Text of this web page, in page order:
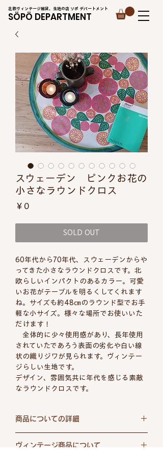
北欧ヴィンテージ雑貨、生地の店 ソポ デパートメント
SÖPÖ DEPARTMENT
スウェーデン ピンクお花の
小さなラウンドクロス
￥0価
SOLD OUT
60年代から70年代、スウェーデンからや
ってきた小さなラウンドクロスです。北
欧らしいインパクトのあるカラー。可愛
いお花がテーブルを明るくしてくれます
ね。サイズも約48㎝のラウンド型でお手
軽な小サイズ。様々な場所でお使いいた
だけます！
全体的に少々使用感があり、長年使用
されていたであろう表面の劣化や白い線
状の織りジワが見られます。ヴィンテー
ジらしい生地です。
デザイン、雰囲気共に年代を感じる素敵
なラウンドクロスです。
商品についての詳細
ブランド 不明
ヴィンテージ商品について